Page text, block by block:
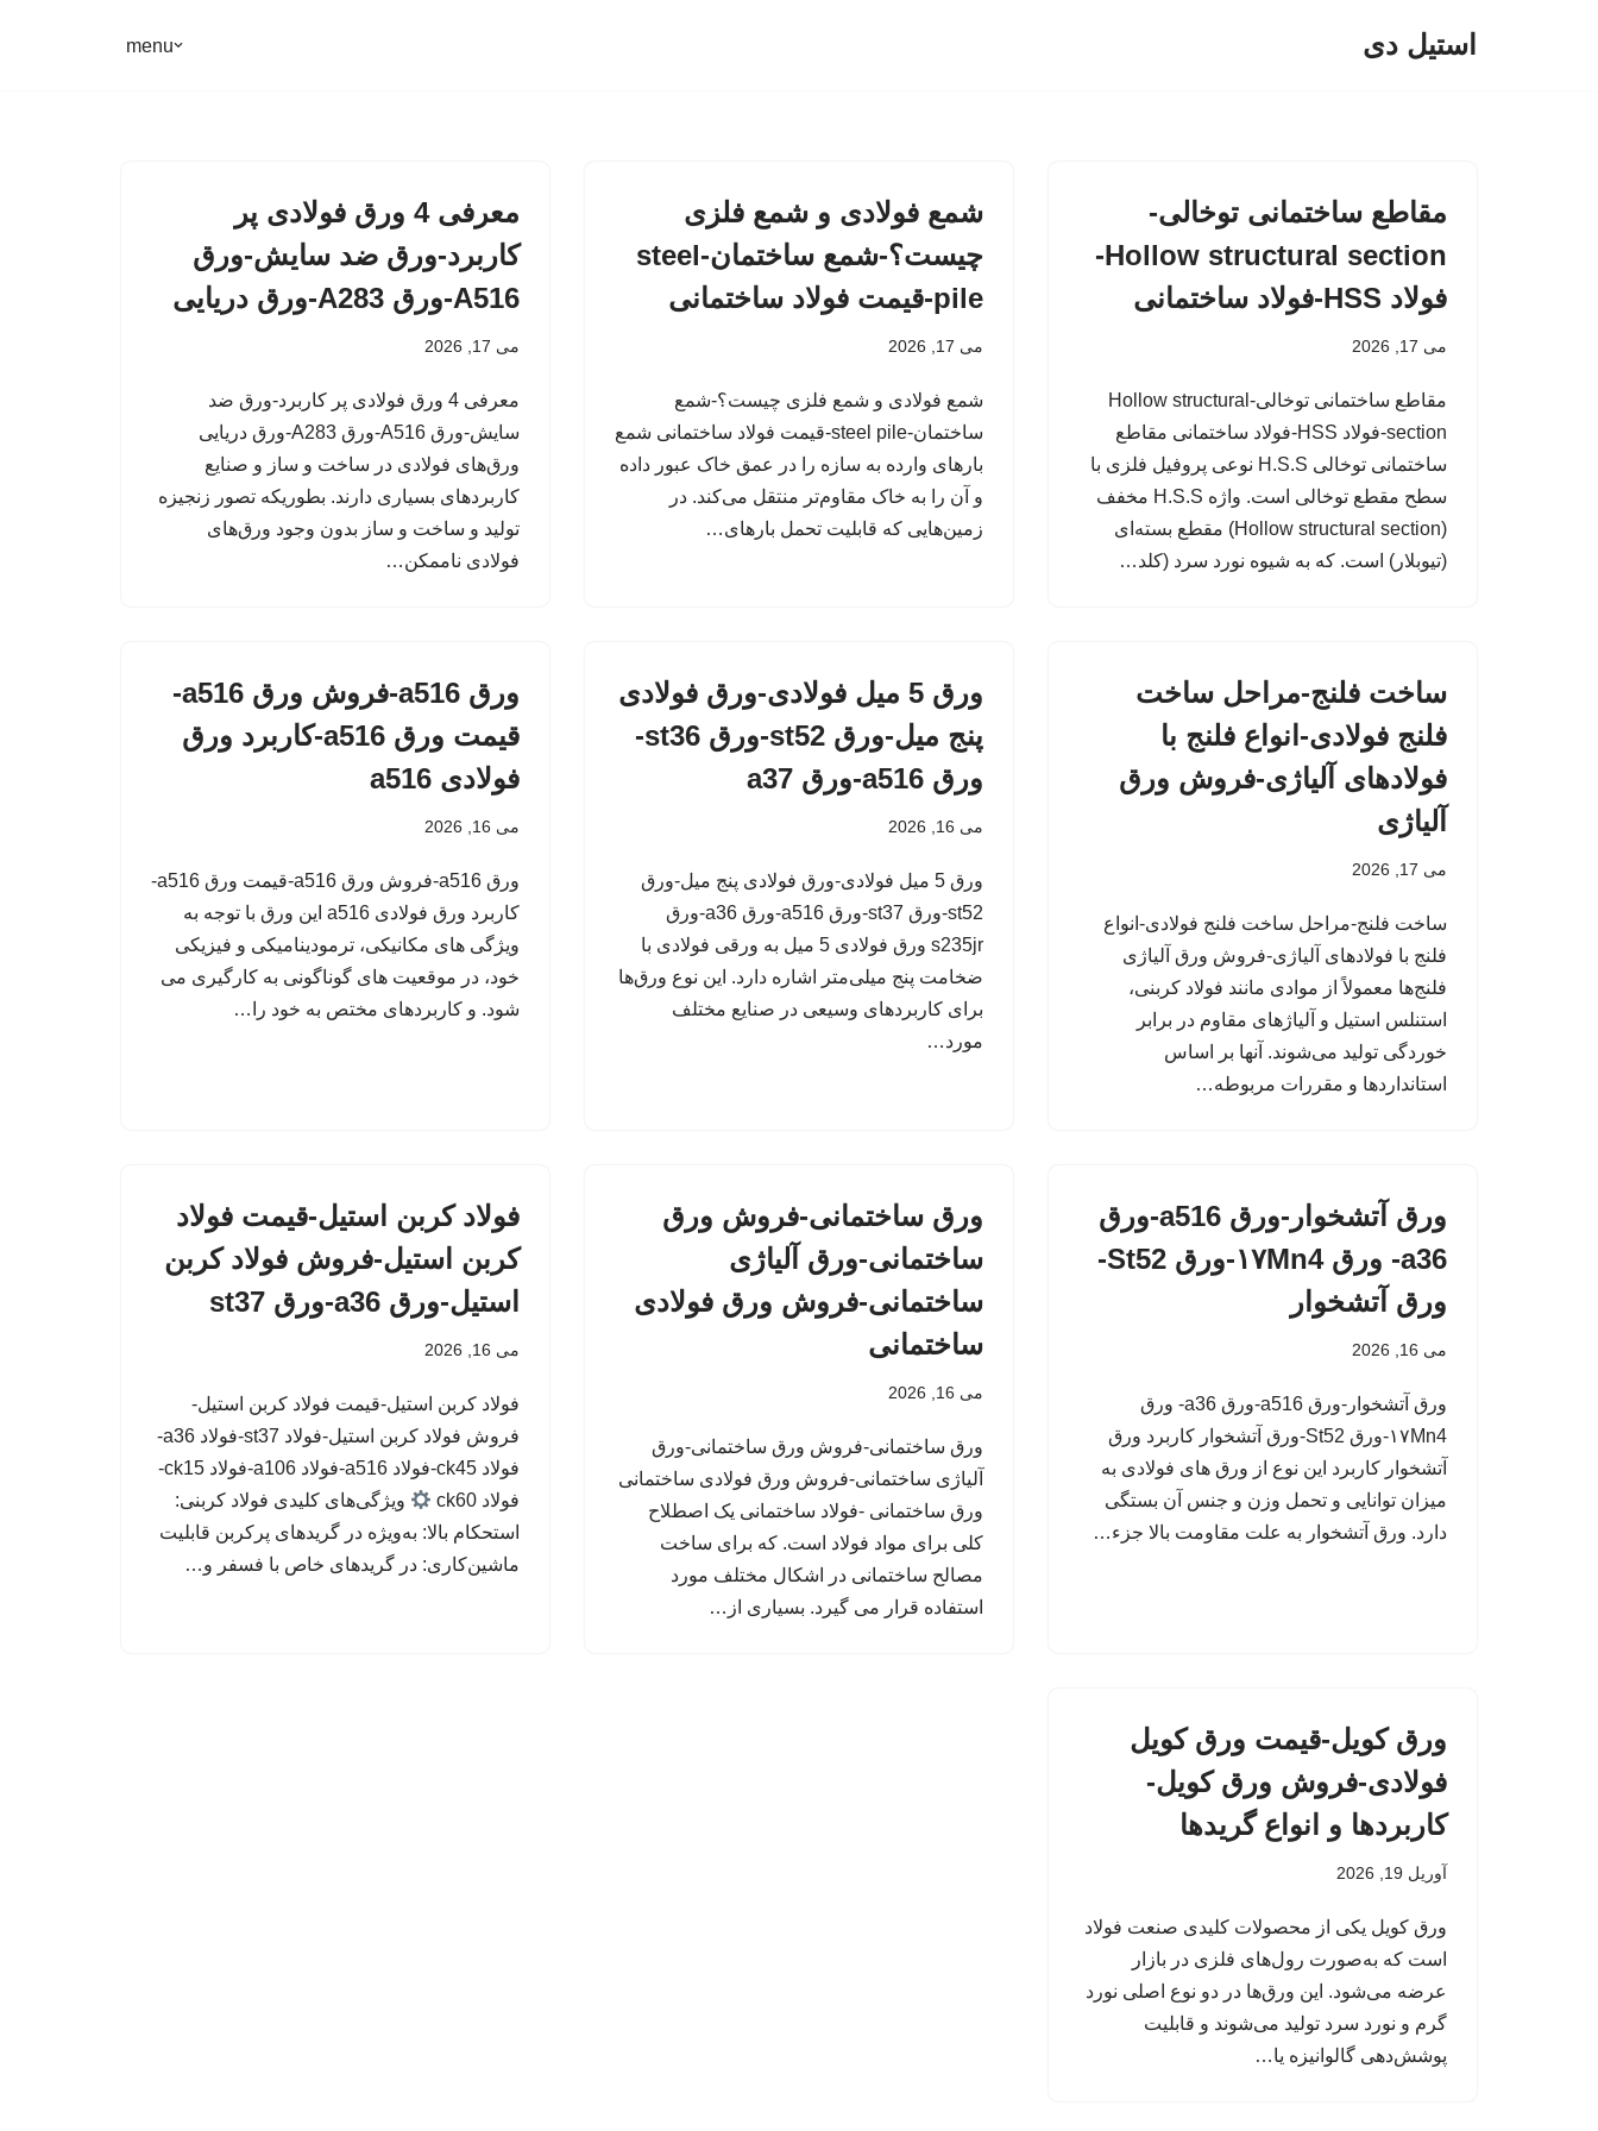
استیل دی menu
مقاطع ساختمانی توخالی-
Hollow structural section-
فولاد HSS-فولاد ساختمانی
می 17, 2026
مقاطع ساختمانی توخالی-Hollow structural
section-فولاد HSS-فولاد ساختمانی مقاطع
ساختمانی توخالی H.S.S نوعی پروفیل فلزی با
سطح مقطع توخالی است. واژه H.S.S مخفف
(Hollow structural section) مقطع بسته‌ای
(تیوبلار) است. که به شیوه نورد سرد (کلد…
شمع فولادی و شمع فلزی
چیست؟-شمع ساختمان-steel
pile-قیمت فولاد ساختمانی
می 17, 2026
شمع فولادی و شمع فلزی چیست؟-شمع
ساختمان-steel pile-قیمت فولاد ساختمانی شمع
بارهای وارده به سازه را در عمق خاک عبور داده
و آن را به خاک مقاوم‌تر منتقل می‌کند. در
زمین‌هایی که قابلیت تحمل بارهای…
معرفی 4 ورق فولادی پر
کاربرد-ورق ضد سایش-ورق
A516-ورق A283-ورق دریایی
می 17, 2026
معرفی 4 ورق فولادی پر کاربرد-ورق ضد
سایش-ورق A516-ورق A283-ورق دریایی
ورق‌های فولادی در ساخت و ساز و صنایع
کاربردهای بسیاری دارند. بطوریکه تصور زنجیزه
تولید و ساخت و ساز بدون وجود ورق‌های
فولادی ناممکن…
ساخت فلنج-مراحل ساخت
فلنج فولادی-انواع فلنج با
فولادهای آلیاژی-فروش ورق
آلیاژی
می 17, 2026
ساخت فلنج-مراحل ساخت فلنج فولادی-انواع
فلنج با فولادهای آلیاژی-فروش ورق آلیاژی
فلنج‌ها معمولاً از موادی مانند فولاد کربنی،
استنلس استیل و آلیاژهای مقاوم در برابر
خوردگی تولید می‌شوند. آنها بر اساس
استانداردها و مقررات مربوطه…
ورق 5 میل فولادی-ورق فولادی
پنج میل-ورق st52-ورق st36-
ورق a516-ورق a37
می 16, 2026
ورق 5 میل فولادی-ورق فولادی پنج میل-ورق
st52-ورق st37-ورق a516-ورق a36-ورق
s235jr ورق فولادی 5 میل به ورقی فولادی با
ضخامت پنج میلی‌متر اشاره دارد. این نوع ورق‌ها
برای کاربردهای وسیعی در صنایع مختلف
مورد…
ورق a516-فروش ورق a516-
قیمت ورق a516-کاربرد ورق
فولادی a516
می 16, 2026
ورق a516-فروش ورق a516-قیمت ورق a516-
کاربرد ورق فولادی a516 این ورق با توجه به
ویژگی های مکانیکی، ترمودینامیکی و فیزیکی
خود، در موقعیت های گوناگونی به کارگیری می
شود. و کاربردهای مختص به خود را…
ورق آتشخوار-ورق a516-ورق
a36- ورق ۱۷Mn4-ورق St52-
ورق آتشخوار
می 16, 2026
ورق آتشخوار-ورق a516-ورق a36- ورق
۱۷Mn4-ورق St52-ورق آتشخوار کاربرد ورق
آتشخوار کاربرد این نوع از ورق های فولادی به
میزان توانایی و تحمل وزن و جنس آن بستگی
دارد. ورق آتشخوار به علت مقاومت بالا جزء…
ورق ساختمانی-فروش ورق
ساختمانی-ورق آلیاژی
ساختمانی-فروش ورق فولادی
ساختمانی
می 16, 2026
ورق ساختمانی-فروش ورق ساختمانی-ورق
آلیاژی ساختمانی-فروش ورق فولادی ساختمانی
ورق ساختمانی -فولاد ساختمانی یک اصطلاح
کلی برای مواد فولاد است. که برای ساخت
مصالح ساختمانی در اشکال مختلف مورد
استفاده قرار می گیرد. بسیاری از…
فولاد کربن استیل-قیمت فولاد
کربن استیل-فروش فولاد کربن
استیل-ورق a36-ورق st37
می 16, 2026
فولاد کربن استیل-قیمت فولاد کربن استیل-
فروش فولاد کربن استیل-فولاد st37-فولاد a36-
فولاد ck45-فولاد a516-فولاد a106-فولاد ck15-
فولاد ck60
ویژگی‌های کلیدی فولاد کربنی:
استحکام بالا: به‌ویژه در گریدهای پرکربن قابلیت
ماشین‌کاری: در گریدهای خاص با فسفر و…
ورق کویل-قیمت ورق کویل
فولادی-فروش ورق کویل-
کاربردها و انواع گریدها
آوریل 19, 2026
ورق کویل یکی از محصولات کلیدی صنعت فولاد
است که به‌صورت رول‌های فلزی در بازار
عرضه می‌شود. این ورق‌ها در دو نوع اصلی نورد
گرم و نورد سرد تولید می‌شوند و قابلیت
پوشش‌دهی گالوانیزه یا…